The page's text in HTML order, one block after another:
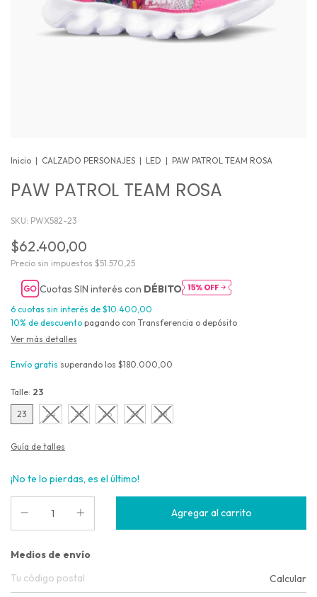
Inicio | CALZADO PERSONAJES | LED | PAW PATROL TEAM ROSA
PAW PATROL TEAM ROSA
SKU: PWX582-23
$62.400,00
Precio sin impuestos $51.570,25
Cuotas SIN interés con DÉBITO
6 cuotas sin interés de $10.400,00
10% de descuento pagando con Transferencia o depósito
Ver más detalles
Envío gratis superando los $180.000,00
Talle: 23
23 24 25 26 27 28
Guía de talles
¡No te lo pierdas, es el último!
Entregas para el CP:
Medios de envío
Calcular